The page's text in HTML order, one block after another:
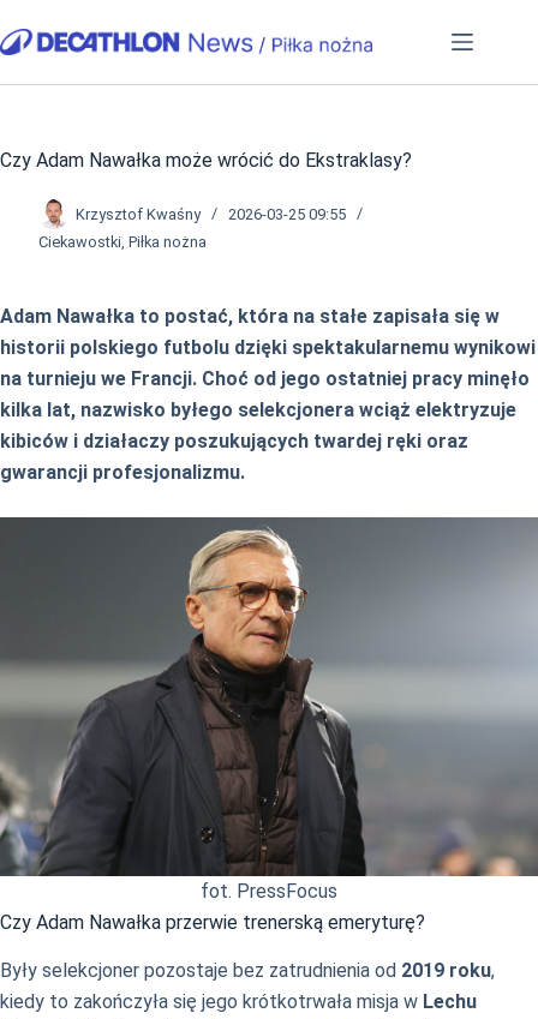
do
Czy Adam Nawałka może wrócić do Ekstraklasy?
Krzysztof Kwaśny
2026-03-25 09:55
Ciekawostki, Piłka nożna
Adam Nawałka to postać, która na stałe zapisała się w
historii polskiego futbolu dzięki spektakularnemu wynikowi
na turnieju we Francji. Choć od jego ostatniej pracy minęło
kilka lat, nazwisko byłego selekcjonera wciąż elektryzuje
kibiców i działaczy poszukujących twardej ręki oraz
gwarancji profesjonalizmu.
fot. PressFocus
Czy Adam Nawałka przerwie trenerską emeryturę?
Były selekcjoner pozostaje bez zatrudnienia od 2019 roku,
kiedy to zakończyła się jego krótkotrwała misja w Lechu